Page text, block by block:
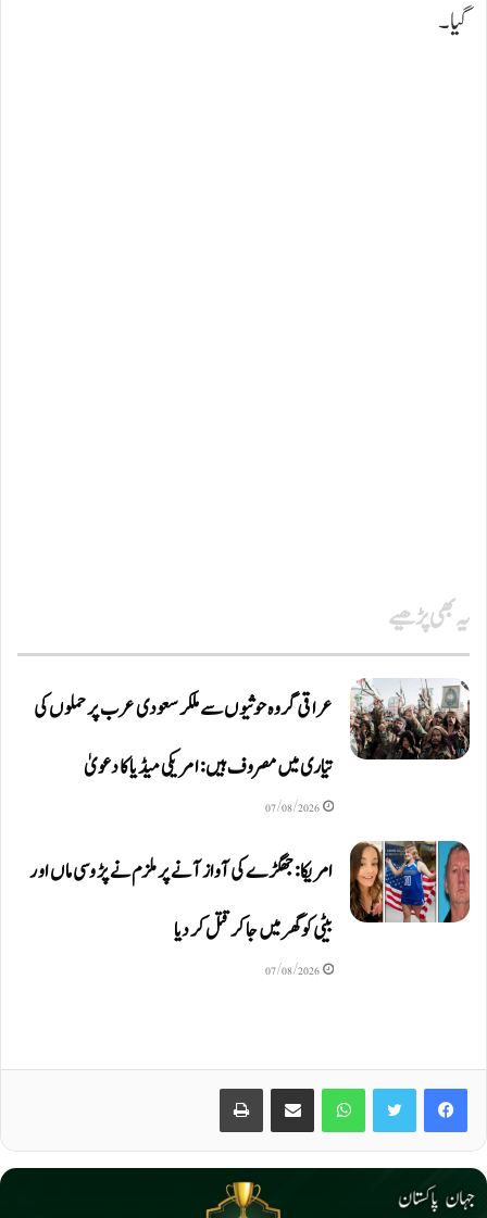
گیا۔
یہ بھی پڑھیے
عراقی گروہ حوثیوں سے ملکر سعودی عرب پر حملوں کی
تیاری میں مصروف ہیں: امریکی میڈیا کا دعویٰ
07/08/2026
امریکا: جھگڑے کی آواز آنے پر ملزم نے پڑوسی ماں اور
بیٹی کو گھر میں جا کر قتل کر دیا
07/08/2026
Facebook
Twitter
WhatsApp
Share via Email
Print